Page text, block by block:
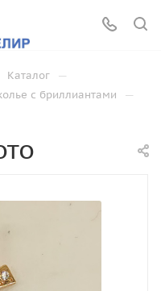
Каталог —
с бриллиантами —